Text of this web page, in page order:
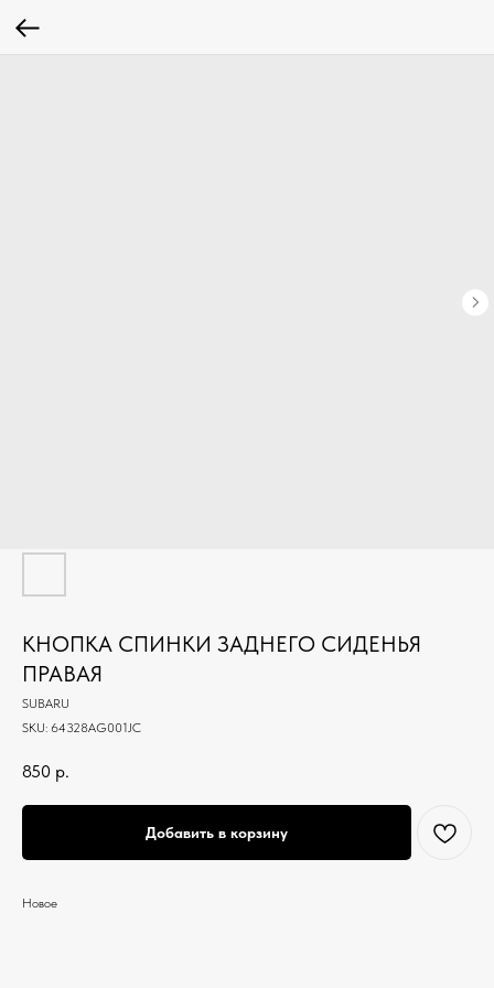
КНОПКА СПИНКИ ЗАДНЕГО СИДЕНЬЯ
ПРАВАЯ
SUBARU
SKU: 64328AG001JC
850 р.
Добавить в корзину
Новое